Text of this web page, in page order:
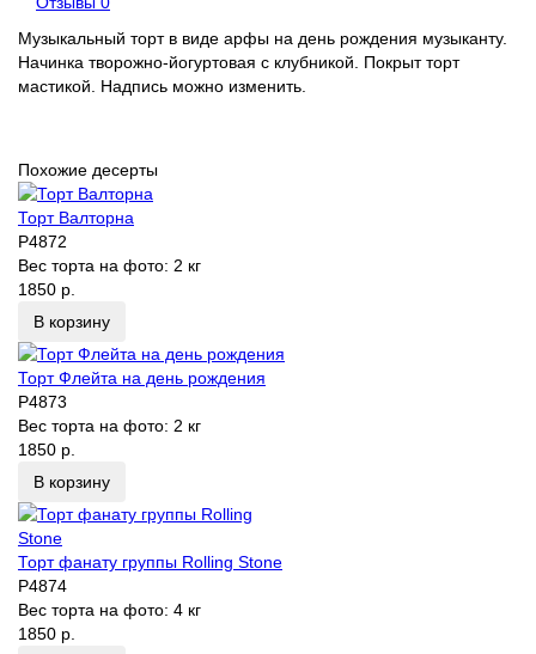
Музыкальный торт в виде арфы на день рождения музыканту.
Начинка творожно-йогуртовая с клубникой. Покрыт торт
мастикой. Надпись можно изменить.
Похожие десерты
Торт Валторна
P4872
Вес торта на фото: 2 кг
1850 р.
В корзину
Торт Флейта на день рождения
P4873
Вес торта на фото: 2 кг
1850 р.
В корзину
Торт фанату группы Rolling Stone
P4874
Вес торта на фото: 4 кг
1850 р.